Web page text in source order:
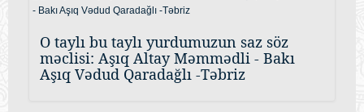
O taylı bu taylı yurdumuzun saz söz
məclisi: Aşıq Altay Məmmədli - Bakı
Aşıq Vədud Qaradağlı -Təbriz